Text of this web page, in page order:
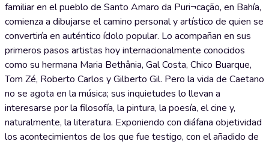
familiar en el pueblo de Santo Amaro da Puri¬cação, en Bahía,
comienza a dibujarse el camino personal y artístico de quien se
convertiría en auténtico ídolo popular. Lo acompañan en sus
primeros pasos artistas hoy internacionalmente conocidos
como su hermana Maria Bethânia, Gal Costa, Chico Buarque,
Tom Zé, Roberto Carlos y Gilberto Gil. Pero la vida de Caetano
no se agota en la música; sus inquietudes lo llevan a
interesarse por la filosofía, la pintura, la poesía, el cine y,
naturalmente, la literatura. Exponiendo con diáfana objetividad
los acontecimientos de los que fue testigo, con el añadido de